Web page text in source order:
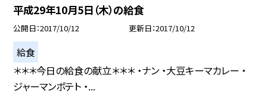
平成29年10月5日（木）の給食
公開日 2017/10/12 更新日 2017/10/12
給食
＊＊＊今日の給食の献立＊＊＊ ・ナン ・大豆キーマカレー ・
ジャーマンポテト ・...